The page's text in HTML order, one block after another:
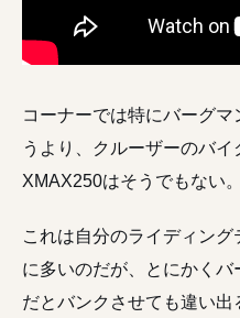
コーナーでは特にバーグ
うより、クルーザーのバイ
XMAX250はそうでもない。
これは自分のライディン
に多いのだが、とにかく
だとバンクさせても違い出